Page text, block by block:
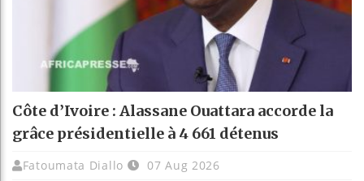
Côte d’Ivoire : Alassane Ouattara accorde la
grâce présidentielle à 4 661 détenus
Fatoumata Diallo 07 Aug 2026